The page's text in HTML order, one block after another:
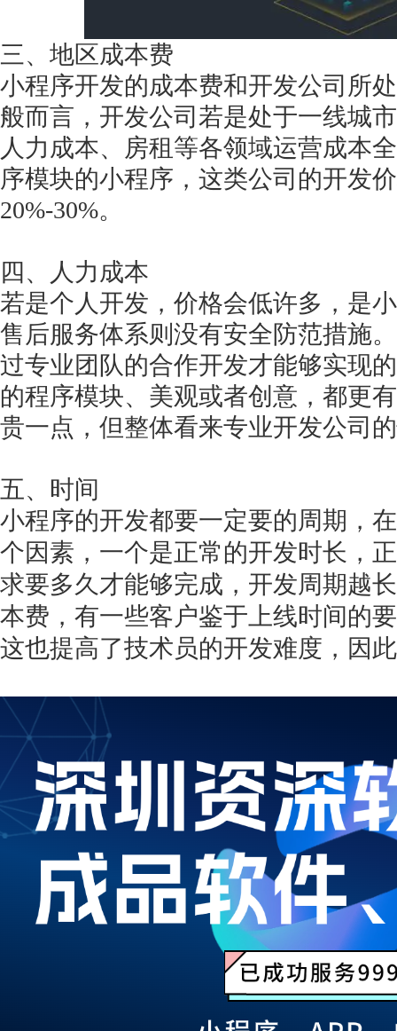
三、地区成本费
小程序开发的成本费和开发公司所
般而言，开发公司若是处于一线城
人力成本、房租等各领域运营成本
序模块的小程序，这类公司的开发
20%-30%。
四、人力成本
若是个人开发，价格会低许多，是
售后服务体系则没有安全防范措施
过专业团队的合作开发才能够实现
的程序模块、美观或者创意，都更
贵一点，但整体看来专业开发公司
五、时间
小程序的开发都要一定要的周期，
个因素，一个是正常的开发时长，
求要多久才能够完成，开发周期越
本费，有一些客户鉴于上线时间的
这也提高了技术员的开发难度，因